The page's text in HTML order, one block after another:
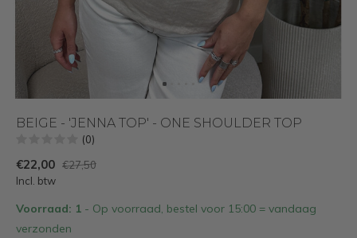
BEIGE - 'JENNA TOP' - ONE SHOULDER TOP
(0)
€22,00 €27,50
Incl. btw
Voorraad: 1 - Op voorraad, bestel voor 15:00 = vandaag
verzonden